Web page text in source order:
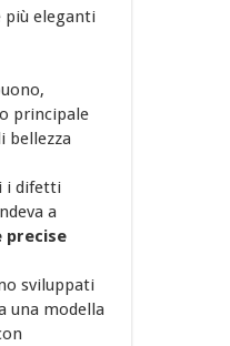
più eleganti
principale
bellezza
i difetti
a
precise
sviluppati
una modella